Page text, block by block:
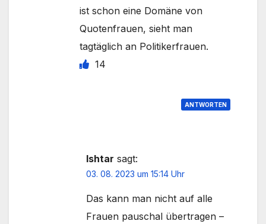
ist schon eine Domäne von
Quotenfrauen, sieht man
tagtäglich an Politikerfrauen.
14
ANTWORTEN
Ishtar sagt:
03. 08. 2023 um 15:14 Uhr
Das kann man nicht auf alle
Frauen pauschal übertragen –